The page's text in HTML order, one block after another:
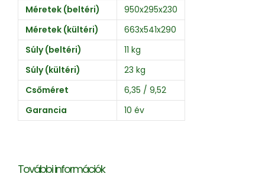
Méretek (beltéri)
950x295x230
Méretek (kültéri)
663x541x290
Súly (beltéri)
11 kg
Súly (kültéri)
23 kg
Csőméret
6,35 / 9,52
Garancia
10 év
További információk